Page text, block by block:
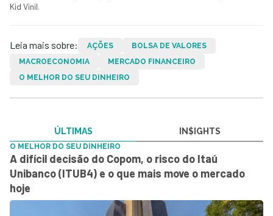
Kid Vinil.
Leia mais sobre: AÇÕES
BOLSA DE VALORES
MACROECONOMIA
MERCADO FINANCEIRO
O MELHOR DO SEU DINHEIRO
ÚLTIMAS IN$IGHTS
O MELHOR DO SEU DINHEIRO
A difícil decisão do Copom, o risco do Itaú
Unibanco (ITUB4) e o que mais move o mercado
hoje